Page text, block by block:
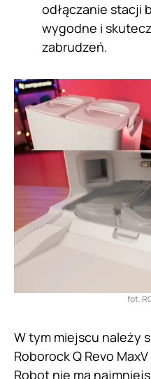
odłączanie stacji
wygodne i
zabrudzeń.
fot.
W tym miejscu należy
Roborock Q Revo
Robot nie ma